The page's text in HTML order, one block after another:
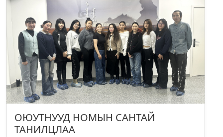
ОЮУТНУУД НОМЫН САНТАЙ
ТАНИЛЦЛАА